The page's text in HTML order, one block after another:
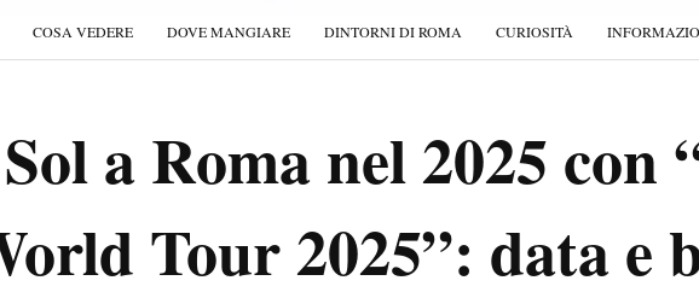
COSA VEDERE DOVE MANGIARE DINTORNI DI ROMA CURIOSITÀ
a Roma nel 2025 con
Tour 2025”: data e